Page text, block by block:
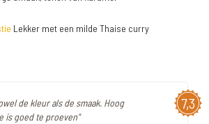
Lekker met een milde Thaise curry
7,3
de kleur als de smaak. Hoog
is goed te proeven"